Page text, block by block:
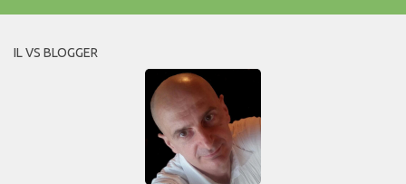
IL VS BLOGGER